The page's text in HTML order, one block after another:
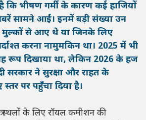
कि भीषण गर्मी के कारण कई हाजियों
सामने आईं। इनमें बड़ी संख्या उन
मुल्कों से आए थे या जिनके लिए
करना नामुमकिन था। 2025 में भी
रूप दिखाया था, लेकिन 2026 के हज
सरकार ने सुरक्षा और राहत के
पर पहुँचा दिया है।
स्थलों के लिए रॉयल कमीशन की